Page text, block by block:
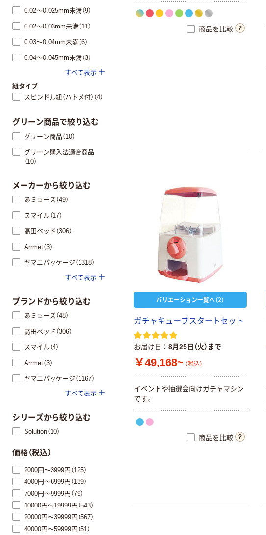
商品を比較
バリエーション一覧へ（2）
ガチャキ ュ ーブスター トセ ッ ト
お届け日 8月25日（火）まで
￥49,168~ （税込）
イベン トや抽選会向けガチャマシン
です。
商品を比較
0.02～0.025mm未満（9）
0.02～0.03mm未満（11）
0.03～0.04mm未満（6）
0.04～0.045mm未満（3）
すべて表示
紐タイプ
スピンドル紐（ハトメ付）（4）
グリーン商品で絞り込む
グリーン商品（10）
グリーン購入法適合商品
（10）
メーカーから絞り込む
あミューズ（49）
スマイル（17）
高田ベッド（306）
Arrmet（3）
ヤマニパッケージ（1318）
すべて表示
ブランドから絞り込む
あミューズ（48）
高田ベッド（306）
スマイル（4）
Arrmet（3）
ヤマニパッケージ（1167）
すべて表示
シリーズから絞り込む
Solution（10）
価格（税込）
2000円～3999円（125）
4000円～6999円（139）
7000円～9999円（79）
10000円～19999円（543）
20000円～39999円（567）
40000円～59999円（51）